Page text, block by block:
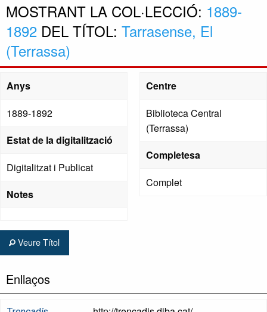
MOSTRANT LA COL·LECCIÓ: 1889-
1892 DEL TÍTOL: Tarrasense, El
(Terrassa)
Anys
1889-1892
Estat de la digitalització
Digitalitzat i Publicat
Notes
Centre
Biblioteca Central
(Terrassa)
Completesa
Complet
Veure Títol
Enllaços